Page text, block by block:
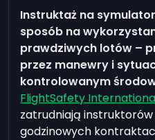
Instruktaż na
sposób na
prawdziwych lotów –
przez manewry i
kontrolowanym
FlightSafety
zatrudniają
godzinowych